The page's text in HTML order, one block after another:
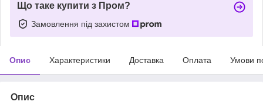
Що таке купити з Пром?
Замовлення під захистом
Опис Характеристики Доставка Оплата Умови
Опис